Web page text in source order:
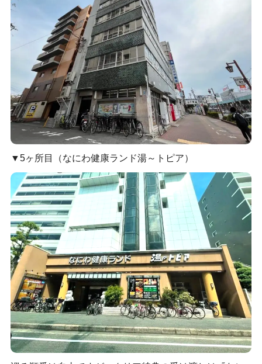
▼5ヶ所目（なにわ健康ランド湯～トピア）